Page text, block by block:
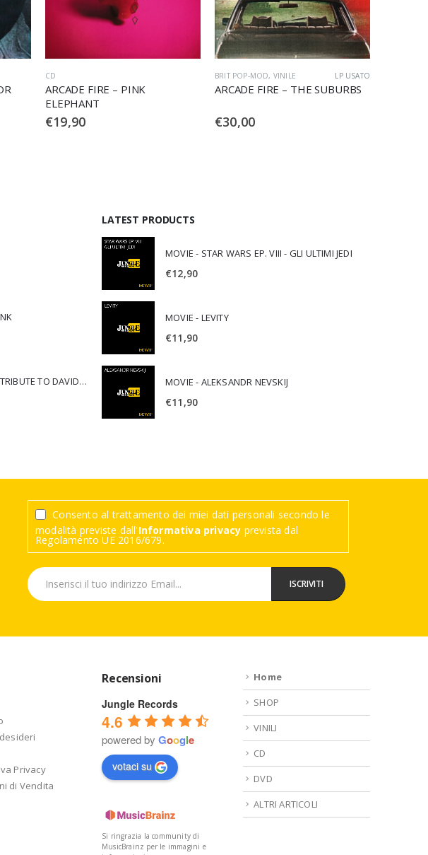
BRIT POP-MOD
ARCADE FIRE – THE SUBURBS
€30,00
CD
ARCADE FIRE – NEON BIBLE
€9,90
AAVV LONG TIME GONE - A TRIBUTE TO DAVID CROSBY
LATEST PRODUCTS
MOVIE - STAR WARS EP. VIII - GLI ULTIMI JEDI
€12,90
MOVIE - LEVITY
€11,90
MOVIE - ALEKSANDR NEVSKIJ
€11,90
Consento al trattamento dei miei dati personali secondo le
modalità previste dall'Informativa privacy prevista dal
Regolamento UE 2016/679.
Privacy
di Vendita
Recensioni
Jungle Records
4.6
powered by Google
votaci su
Si ringrazia la community di
MusicBrainz per le immagini e
Home
SHOP
VINILI
CD
DVD
ALTRI ARTICOLI